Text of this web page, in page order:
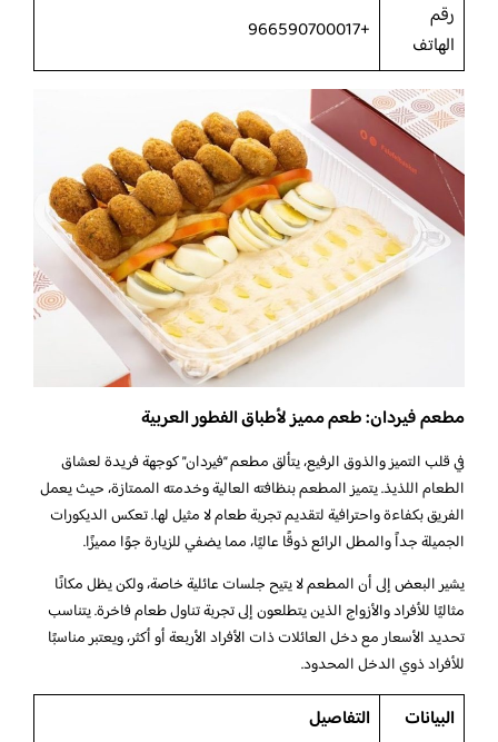
رقم
الهاتف
+966590700017
مطعم فيردان: طعم مميز لأطباق الفطور العربية
في قلب التميز والذوق الرفيع، يتألق مطعم “فيردان” كوجهة فريدة لعشاق
الطعام اللذيذ. يتميز المطعم بنظافته العالية وخدمته الممتازة، حيث يعمل
الفريق بكفاءة واحترافية لتقديم تجربة طعام لا مثيل لها. تعكس الديكورات
الجميلة جداً والمطل الرائع ذوقًا عاليًا، مما يضفي للزيارة جوًا مميزًا.
يشير البعض إلى أن المطعم لا يتيح جلسات عائلية خاصة، ولكن يظل مكانًا
مثاليًا للأفراد والأزواج الذين يتطلعون إلى تجربة تناول طعام فاخرة. يتناسب
تحديد الأسعار مع دخل العائلات ذات الأفراد الأربعة أو أكثر، ويعتبر مناسبًا
للأفراد ذوي الدخل المحدود.
البيانات
التفاصيل